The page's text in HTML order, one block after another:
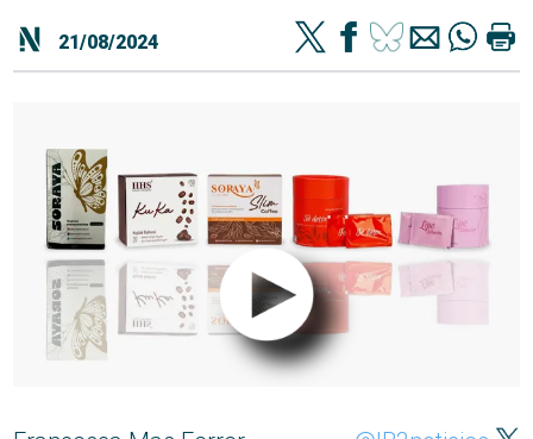
21/08/2024